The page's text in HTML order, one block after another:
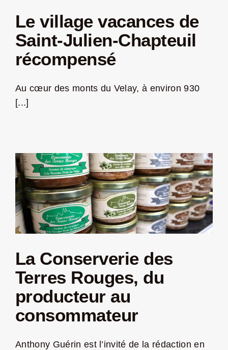
Le village vacances de
Saint-Julien-Chapteuil
récompensé
Au cœur des monts du Velay, à environ 930
[...]
La Conserverie des
Terres Rouges, du
producteur au
consommateur
Anthony Guérin est l’invité de la rédaction en